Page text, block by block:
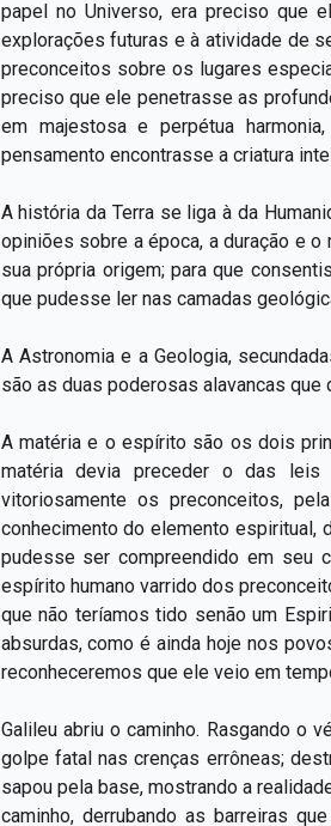
papel no Universo, era preciso que
explorações futuras e à atividade de
preconceitos sobre os lugares
preciso que ele penetrasse as
em majestosa e perpétua
pensamento encontrasse a criatura
A história da Terra se liga à da
opiniões sobre a época, a duração e
sua própria origem; para que
que pudesse ler nas camadas
A Astronomia e a Geologia,
são as duas poderosas alavancas
A matéria e o espírito são os dois
matéria devia preceder o das leis
vitoriosamente os preconceitos,
conhecimento do elemento espiritual,
pudesse ser compreendido em seu
espírito humano varrido dos
que não teríamos tido senão um
absurdas, como é ainda hoje nos
reconheceremos que ele veio em
Galileu abriu o caminho. Rasgando o
golpe fatal nas crenças errôneas;
sapou pela base, mostrando a
caminho, derrubando as barreiras